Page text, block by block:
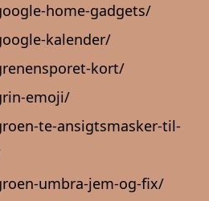
home-gadgets/
kalender/
kort/
emoji/
te-ansigtsmasker-til-
umbra-jem-og-fix/